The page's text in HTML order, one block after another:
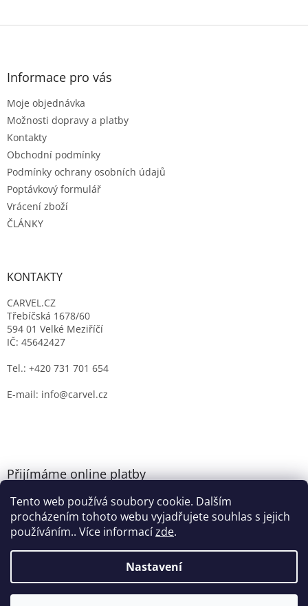
Tento web používá soubory cookie. Dalším
procházením tohoto webu vyjadřujete souhlas s jejich
používáním.. Více informacízde.
Nastavení
Z
Informace pro vás
Moje objednávka
Možnosti dopravy a platby
Kontakty
Obchodní podmínky
Podmínky ochrany osobních údajů
Poptávkový formulář
Vrácení zboží
ČLÁNKY
KONTAKTY
CARVEL.CZ
Třebíčská 1678/60
594 01 Velké Meziříčí
IČ: 45642427
Tel.: +420 731 701 654
E-mail: info@carvel.cz
Přijímáme online platby
Vytvořil Shoptet